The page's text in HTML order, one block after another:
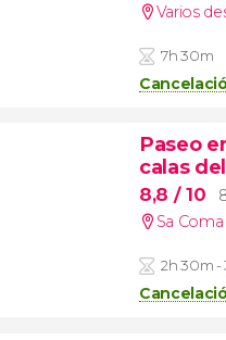
Varios
7h 30m
Paseo
calas
8,8 / 10
Sa
2h 30m -